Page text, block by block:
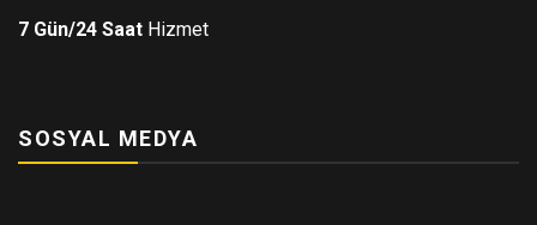
7 Gün/24 Saat Hizmet
SOSYAL MEDYA